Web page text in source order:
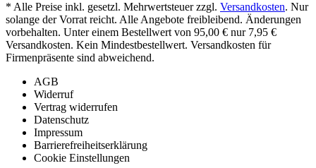
* Alle Preise inkl. gesetzl. Mehrwertsteuer zzgl. Versandkosten. Nur
solange der Vorrat reicht. Alle Angebote freibleibend. Änderungen
vorbehalten. Unter einem Bestellwert von 95,00 € nur 7,95 €
Versandkosten. Kein Mindestbestellwert. Versandkosten für
Firmenpräsente sind abweichend.
AGB
Widerruf
Vertrag widerrufen
Datenschutz
Impressum
Barrierefreiheitserklärung
Cookie Einstellungen